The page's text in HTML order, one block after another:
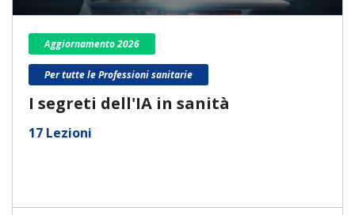
Aggiornamento 2026
Per tutte le Professioni sanitarie
I segreti dell'IA in sanità
17 Lezioni